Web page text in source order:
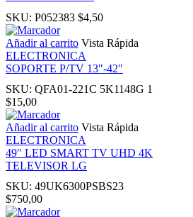
panel
Panel
Panel
SKU: P052383 $4,50
Añadir al carrito Vista Rápida
ELECTRONICA
SOPORTE P/TV 13″-42″
SKU: QFA01-221C 5K1148G 1
$15,00
Añadir al carrito Vista Rápida
ELECTRONICA
49″ LED SMART TV UHD 4K
TELEVISOR LG
SKU: 49UK6300PSBS23
$750,00